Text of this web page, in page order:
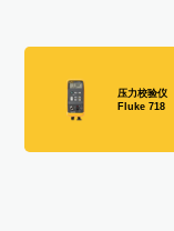
压力校验仪
Fluke 718